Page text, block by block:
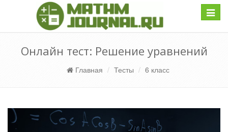
Онлайн тест: Решение уравнений
Главная Тесты 6 класс